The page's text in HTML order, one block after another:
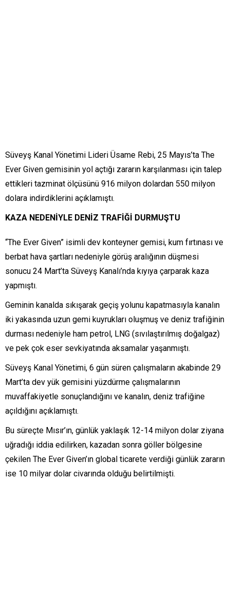
Süveyş Kanal Yönetimi Lideri Üsame Rebi, 25 Mayıs’ta The
Ever Given gemisinin yol açtığı zararın karşılanması için talep
ettikleri tazminat ölçüsünü 916 milyon dolardan 550 milyon
dolara indirdiklerini açıklamıştı.
KAZA NEDENİYLE DENİZ TRAFİĞİ DURMUŞTU
“The Ever Given” isimli dev konteyner gemisi, kum fırtınası ve
berbat hava şartları nedeniyle görüş aralığının düşmesi
sonucu 24 Mart’ta Süveyş Kanalı’nda kıyıya çarparak kaza
yapmıştı.
Geminin kanalda sıkışarak geçiş yolunu kapatmasıyla kanalın
iki yakasında uzun gemi kuyrukları oluşmuş ve deniz trafiğinin
durması nedeniyle ham petrol, LNG (sıvılaştırılmış doğalgaz)
ve pek çok eser sevkiyatında aksamalar yaşanmıştı.
Süveyş Kanal Yönetimi, 6 gün süren çalışmaların akabinde 29
Mart’ta dev yük gemisini yüzdürme çalışmalarının
muvaffakiyetle sonuçlandığını ve kanalın, deniz trafiğine
açıldığını açıklamıştı.
Bu süreçte Mısır’ın, günlük yaklaşık 12-14 milyon dolar ziyana
uğradığı iddia edilirken, kazadan sonra göller bölgesine
çekilen The Ever Given’ın global ticarete verdiği günlük zararın
ise 10 milyar dolar civarında olduğu belirtilmişti.